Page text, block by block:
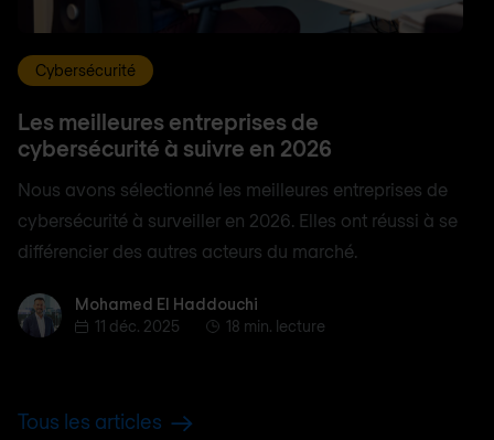
Cybersécurité
Les meilleures entreprises de
cybersécurité à suivre en 2026
Nous avons sélectionné les meilleures entreprises de
cybersécurité à surveiller en 2026. Elles ont réussi à se
différencier des autres acteurs du marché.
Mohamed El Haddouchi
Mohamed El Haddouchi
11 déc. 2025
18 min. lecture
Tous les articles